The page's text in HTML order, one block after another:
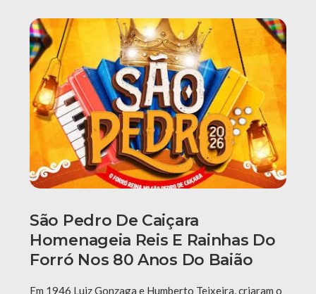
São Pedro De Caiçara
Homenageia Reis E Rainhas Do
Forró Nos 80 Anos Do Baião
Em 1946 Luiz Gonzaga e Humberto Teixeira, criaram o